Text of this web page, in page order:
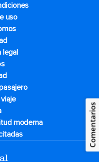
uso
legal
moderna
Comentarios